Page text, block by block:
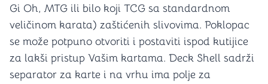
Gi Oh, MTG ili bilo koji TCG sa standardnom
veličinom karata) zaštićenih slivovima. Poklopac
se može potpuno otvoriti i postaviti ispod kutijice
za lakši pristup Vašim kartama. Deck Shell sadrži
separator za karte i na vrhu ima polje za